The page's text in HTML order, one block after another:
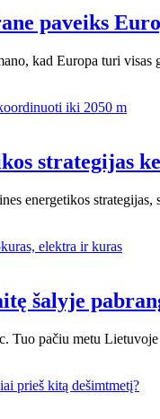
paveiks
kad Europa turi
strategijas
energetikos
šalyje
Tuo pačiu metu